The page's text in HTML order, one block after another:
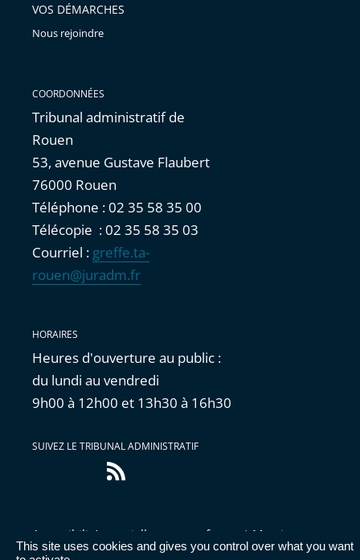
This site uses cookies and gives you control over what you want
VOS DÉMARCHES
Nous rejoindre
COORDONNÉES
Tribunal administratif de
Rouen
53, avenue Gustave Flaubert
76000 Rouen
Téléphone : 02 35 58 35 00
Télécopie : 02 35 58 35 03
Courriel : greffe.ta-
rouen@juradm.fr
HORAIRES
Heures d'ouverture au public :
du lundi au vendredi
9h00 à 12h00 et 13h30 à 16h30
SUIVEZ LE TRIBUNAL ADMINISTRATIF
Flux
RSS
Accessibilité : partiellement conforme | Mentions
légales
Données personnelles Publications